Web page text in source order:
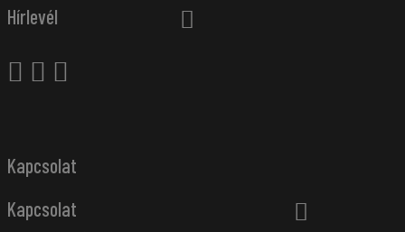
Hírlevél
Kapcsolat
Kapcsolat